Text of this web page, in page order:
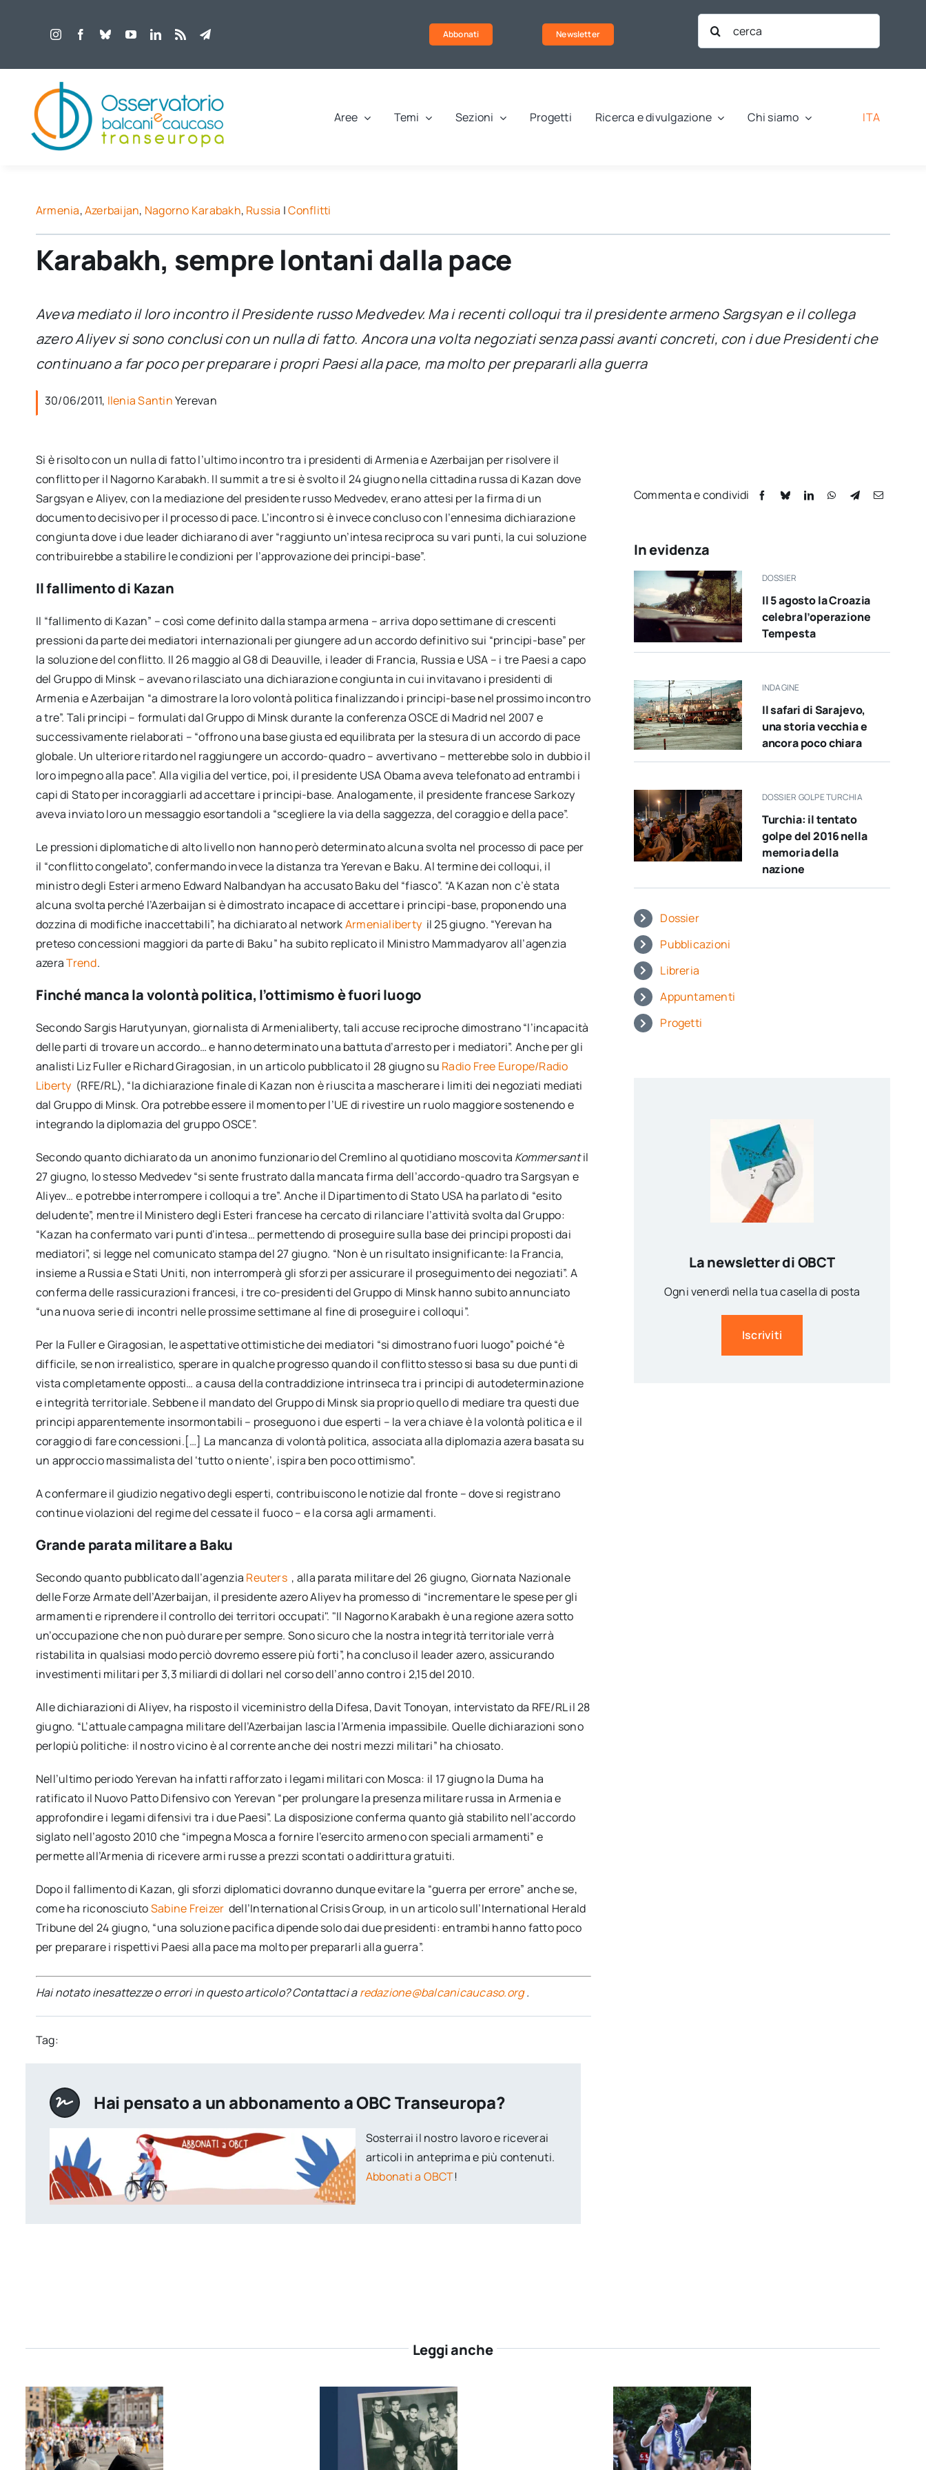
Abbonati Newsletter
Cerca
per:
Aree Temi Sezioni Progetti Ricerca e divulgazione Chi siamo ITA
Armenia,Azerbaijan, Nagorno Karabakh, Russia |Conflitti
Karabakh, sempre lontani dalla pace
Aveva mediato il loro incontro il Presidente russo Medvedev. Ma i recenti colloqui tra il presidente armeno Sargsyan e il collega
azero Aliyev si sono conclusi con un nulla di fatto. Ancora una volta negoziati senza passi avanti concreti, con i due Presidenti che
continuano a far poco per preparare i propri Paesi alla pace, ma molto per prepararli alla guerra
30/06/2011, Ilenia SantinYerevan
Si è risolto con un nulla di fatto l’ultimo incontro tra i presidenti di Armenia e Azerbaijan per risolvere il
conflitto per il Nagorno Karabakh. Il summit a tre si è svolto il 24 giugno nella cittadina russa di Kazan dove
Sargsyan e Aliyev, con la mediazione del presidente russo Medvedev, erano attesi per la firma di un
documento decisivo per il processo di pace. L’incontro si è invece concluso con l’ennesima dichiarazione
congiunta dove i due leader dichiarano di aver “raggiunto un’intesa reciproca su vari punti, la cui soluzione
contribuirebbe a stabilire le condizioni per l’approvazione dei principi-base”.
Il fallimento di Kazan
Il “fallimento di Kazan” – così come definito dalla stampa armena – arriva dopo settimane di crescenti
pressioni da parte dei mediatori internazionali per giungere ad un accordo definitivo sui “principi-base” per
la soluzione del conflitto. Il 26 maggio al G8 di Deauville, i leader di Francia, Russia e USA – i tre Paesi a capo
del Gruppo di Minsk – avevano rilasciato una dichiarazione congiunta in cui invitavano i presidenti di
Armenia e Azerbaijan “a dimostrare la loro volontà politica finalizzando i principi-base nel prossimo incontro
a tre”. Tali principi – formulati dal Gruppo di Minsk durante la conferenza OSCE di Madrid nel 2007 e
successivamente rielaborati – “offrono una base giusta ed equilibrata per la stesura di un accordo di pace
globale. Un ulteriore ritardo nel raggiungere un accordo-quadro – avvertivano – metterebbe solo in dubbio il
loro impegno alla pace”. Alla vigilia del vertice, poi, il presidente USA Obama aveva telefonato ad entrambi i
capi di Stato per incoraggiarli ad accettare i principi-base. Analogamente, il presidente francese Sarkozy
aveva inviato loro un messaggio esortandoli a “scegliere la via della saggezza, del coraggio e della pace”.
Le pressioni diplomatiche di alto livello non hanno però determinato alcuna svolta nel processo di pace per
il “conflitto congelato”, confermando invece la distanza tra Yerevan e Baku. Al termine dei colloqui, il
ministro degli Esteri armeno Edward Nalbandyan ha accusato Baku del “fiasco”. “A Kazan non c’è stata
alcuna svolta perché l’Azerbaijan si è dimostrato incapace di accettare i principi-base, proponendo una
dozzina di modifiche inaccettabili”, ha dichiarato al networkArmenialiberty il 25 giugno. “Yerevan ha
preteso concessioni maggiori da parte di Baku” ha subito replicato il Ministro Mammadyarov all’agenzia
azeraTrend.
Finché manca la volontà politica, l’ottimismo è fuori luogo
Secondo Sargis Harutyunyan, giornalista di Armenialiberty, tali accuse reciproche dimostrano “l’incapacità
delle parti di trovare un accordo… e hanno determinato una battuta d’arresto per i mediatori”. Anche per gli
analisti Liz Fuller e Richard Giragosian, in un articolo pubblicato il 28 giugno su Radio Free Europe/Radio
Liberty (RFE/RL), “la dichiarazione finale di Kazan non è riuscita a mascherare i limiti dei negoziati mediati
dal Gruppo di Minsk. Ora potrebbe essere il momento per l’UE di rivestire un ruolo maggiore sostenendo e
integrando la diplomazia del gruppo OSCE”.
Secondo quanto dichiarato da un anonimo funzionario del Cremlino al quotidiano moscovita Kommersantil
27 giugno, lo stesso Medvedev “si sente frustrato dalla mancata firma dell’accordo-quadro tra Sargsyan e
Aliyev… e potrebbe interrompere i colloqui a tre”. Anche il Dipartimento di Stato USA ha parlato di “esito
deludente”, mentre il Ministero degli Esteri francese ha cercato di rilanciare l’attività svolta dal Gruppo:
“Kazan ha confermato vari punti d’intesa… permettendo di proseguire sulla base dei principi proposti dai
mediatori”, si legge nel comunicato stampa del 27 giugno. “Non è un risultato insignificante: la Francia,
insieme a Russia e Stati Uniti, non interromperà gli sforzi per assicurare il proseguimento dei negoziati”. A
conferma delle rassicurazioni francesi, i tre co-presidenti del Gruppo di Minsk hanno subito annunciato
“una nuova serie di incontri nelle prossime settimane al fine di proseguire i colloqui”.
Per la Fuller e Giragosian, le aspettative ottimistiche dei mediatori “si dimostrano fuori luogo” poiché “è
difficile, se non irrealistico, sperare in qualche progresso quando il conflitto stesso si basa su due punti di
vista completamente opposti… a causa della contraddizione intrinseca tra i principi di autodeterminazione
e integrità territoriale. Sebbene il mandato del Gruppo di Minsk sia proprio quello di mediare tra questi due
principi apparentemente insormontabili – proseguono i due esperti – la vera chiave è la volontà politica e il
coraggio di fare concessioni.[…] La mancanza di volontà politica, associata alla diplomazia azera basata su
un approccio massimalista del ‘tutto o niente’, ispira ben poco ottimismo”.
A confermare il giudizio negativo degli esperti, contribuiscono le notizie dal fronte – dove si registrano
continue violazioni del regime del cessate il fuoco – e la corsa agli armamenti.
Grande parata militare a Baku
Secondo quanto pubblicato dall’agenzia Reuters , alla parata militare del 26 giugno, Giornata Nazionale
delle Forze Armate dell’Azerbaijan, il presidente azero Aliyev ha promesso di “incrementare le spese per gli
armamenti e riprendere il controllo dei territori occupati". "Il Nagorno Karabakh è una regione azera sotto
un’occupazione che non può durare per sempre. Sono sicuro che la nostra integrità territoriale verrà
ristabilita in qualsiasi modo perciò dovremo essere più forti”, ha concluso il leader azero, assicurando
investimenti militari per 3,3 miliardi di dollari nel corso dell’anno contro i 2,15 del 2010.
Alle dichiarazioni di Aliyev, ha risposto il viceministro della Difesa, Davit Tonoyan, intervistato da RFE/RL il 28
giugno. “L’attuale campagna militare dell’Azerbaijan lascia l’Armenia impassibile. Quelle dichiarazioni sono
perlopiù politiche: il nostro vicino è al corrente anche dei nostri mezzi militari” ha chiosato.
Nell’ultimo periodo Yerevan ha infatti rafforzato i legami militari con Mosca: il 17 giugno la Duma ha
ratificato il Nuovo Patto Difensivo con Yerevan “per prolungare la presenza militare russa in Armenia e
approfondire i legami difensivi tra i due Paesi”. La disposizione conferma quanto già stabilito nell’accordo
siglato nell’agosto 2010 che “impegna Mosca a fornire l’esercito armeno con speciali armamenti” e
permette all’Armenia di ricevere armi russe a prezzi scontati o addirittura gratuiti.
Dopo il fallimento di Kazan, gli sforzi diplomatici dovranno dunque evitare la “guerra per errore” anche se,
come ha riconosciutoSabine Freizer dell’International Crisis Group, in un articolo sull’International Herald
Tribune del 24 giugno, “una soluzione pacifica dipende solo dai due presidenti: entrambi hanno fatto poco
per preparare i rispettivi Paesi alla pace ma molto per prepararli alla guerra”.
Hai notato inesattezze o errori in questo articolo? Contattaci aredazione@balcanicaucaso.org.
Tag:
Commenta e condividi
In evidenza
DOSSIER
Il 5 agosto la Croazia
celebra l’operazione
Tempesta
INDAGINE
Il safari di Sarajevo,
una storia vecchia e
ancora poco chiara
DOSSIER GOLPE TURCHIA
Turchia: il tentato
golpe del 2016 nella
memoria della
nazione
Dossier
Pubblicazioni
Libreria
Appuntamenti
Progetti
La newsletter di OBCT
Ogni venerdì nella tua casella di posta
Iscriviti
Hai pensato a un abbonamento a OBC Transeuropa?
Sosterrai il nostro lavoro e riceverai
articoli in anteprima e più contenuti.
Abbonati a OBCT!
Leggi anche